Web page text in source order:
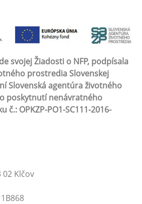
svojej Žiadosti o NFP, podpísala
prostredia Slovenskej
Slovenská agentúra životného
poskytnutí nenávratného
č.: OPKZP-PO1-SC111-2016-
02 Klčov